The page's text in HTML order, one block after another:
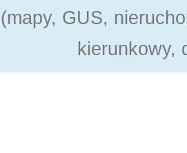
(mapy, GUS,
kierunkowy,